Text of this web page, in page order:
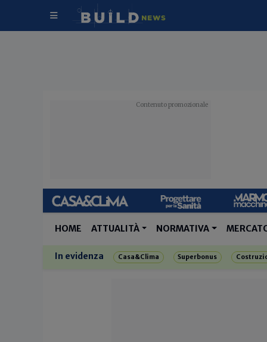
HOME ATTUALITÀ NORMATIVA
In evidenza Casa&Clima Superbonus